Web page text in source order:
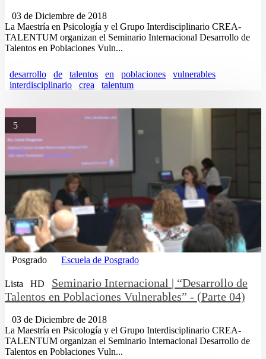
03 de Diciembre de 2018
La Maestría en Psicología y el Grupo Interdisciplinario CREA-
TALENTUM organizan el Seminario Internacional Desarrollo de
Talentos en Poblaciones Vuln...
desarrollo de talentos en poblaciones
vulnerables
interdisciplinario
crea talentum
5
Posgrado Escuela de Posgrado
Lista HD
Seminario Internacional | “Desarrollo de
Talentos en Poblaciones Vulnerables” - (Parte 04)
03 de Diciembre de 2018
La Maestría en Psicología y el Grupo Interdisciplinario CREA-
TALENTUM organizan el Seminario Internacional Desarrollo de
Talentos en Poblaciones Vuln...